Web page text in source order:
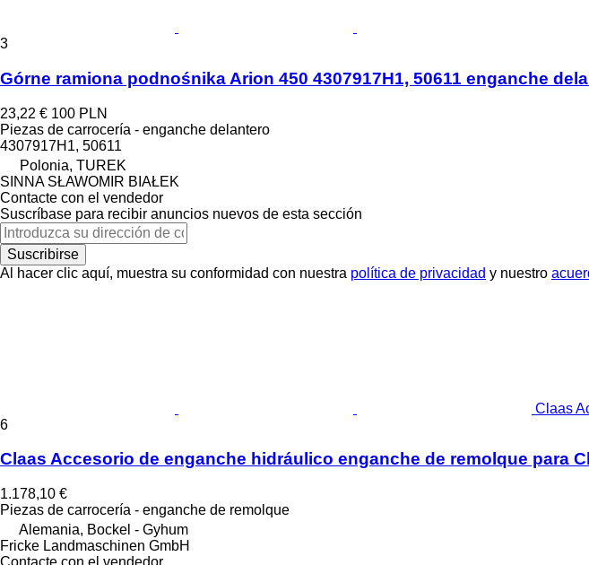
3
Górne ramiona podnośnika Arion 450 4307917H1, 50611 enganche
23,22 € 100 PLN
Piezas de carrocería - enganche delantero
4307917H1, 50611
Polonia, TUREK
SINNA SŁAWOMIR BIAŁEK
Contacte con el vendedor
Suscríbase para recibir anuncios nuevos de esta sección
Suscribirse
Al hacer clic aquí, muestra su conformidad con nuestra política de privacidad y nuestro
Claas
6
Claas Accesorio de enganche hidráulico enganche de remolque para
1.178,10 €
Piezas de carrocería - enganche de remolque
Alemania, Bockel - Gyhum
Fricke Landmaschinen GmbH
Contacte con el vendedor